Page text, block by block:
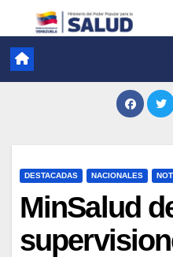
DESTACADAS NACIONALES
MinSalud